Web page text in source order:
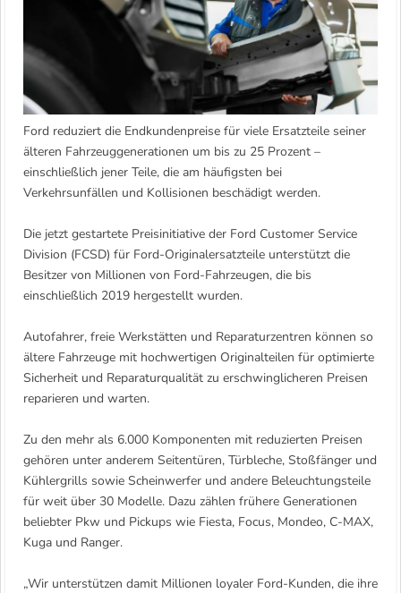
Ford reduziert die Endkundenpreise für viele Ersatzteile seiner
älteren Fahrzeuggenerationen um bis zu 25 Prozent –
einschließlich jener Teile, die am häufigsten bei
Verkehrsunfällen und Kollisionen beschädigt werden.
Die jetzt gestartete Preisinitiative der Ford Customer Service
Division (FCSD) für Ford-Originalersatzteile unterstützt die
Besitzer von Millionen von Ford-Fahrzeugen, die bis
einschließlich 2019 hergestellt wurden.
Autofahrer, freie Werkstätten und Reparaturzentren können so
ältere Fahrzeuge mit hochwertigen Originalteilen für optimierte
Sicherheit und Reparaturqualität zu erschwinglicheren Preisen
reparieren und warten.
Zu den mehr als 6.000 Komponenten mit reduzierten Preisen
gehören unter anderem Seitentüren, Türbleche, Stoßfänger und
Kühlergrills sowie Scheinwerfer und andere Beleuchtungsteile
für weit über 30 Modelle. Dazu zählen frühere Generationen
beliebter Pkw und Pickups wie Fiesta, Focus, Mondeo, C-MAX,
Kuga und Ranger.
„Wir unterstützen damit Millionen loyaler Ford-Kunden, die ihre